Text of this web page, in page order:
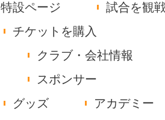
特設ページ
試合を観
チケットを購入
クラブ・会社情報
スポンサー
グッズ
アカデミー